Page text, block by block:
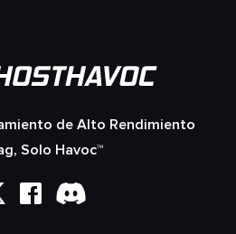
de Alto Rendimiento
Solo Havoc™